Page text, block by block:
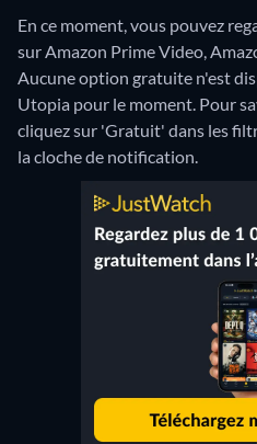
En ce moment, vous pouvez
sur Amazon Prime Video,
Aucune option gratuite n'est
Utopia pour le moment. Pour
cliquez sur 'Gratuit' dans les
la cloche de notification.